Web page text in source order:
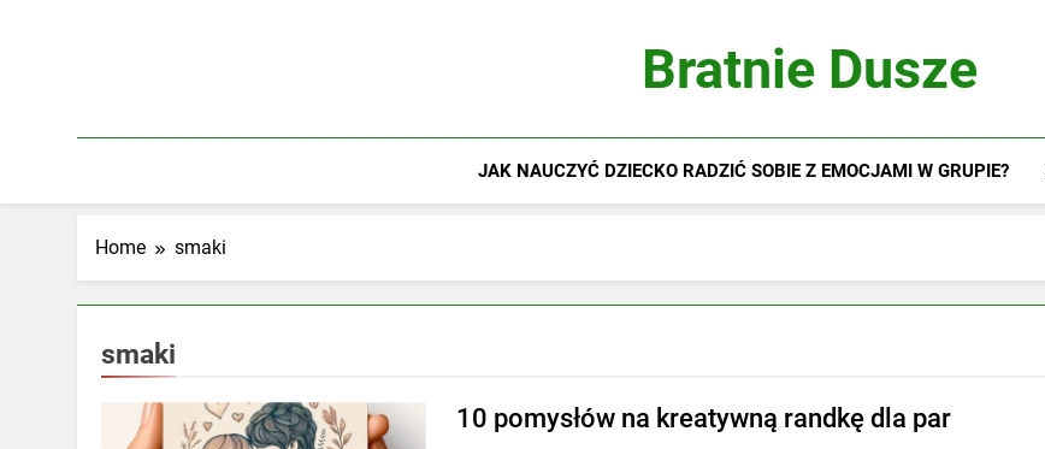
Bratnie Dusze
JAK NAUCZYĆ DZIECKO RADZIĆ SOBIE Z EMOCJAMI W GRUPIE?
Home smaki
smaki
10 pomysłów na kreatywną randkę dla par